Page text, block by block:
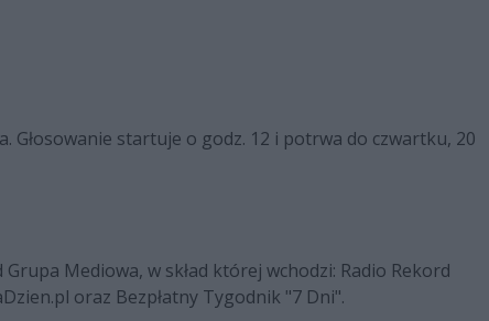
Głosowanie startuje o godz. 12 i potrwa do czwartku, 20
Mediowa, w skład której wchodzi: Radio Rekord
oraz Bezpłatny Tygodnik "7 Dni".